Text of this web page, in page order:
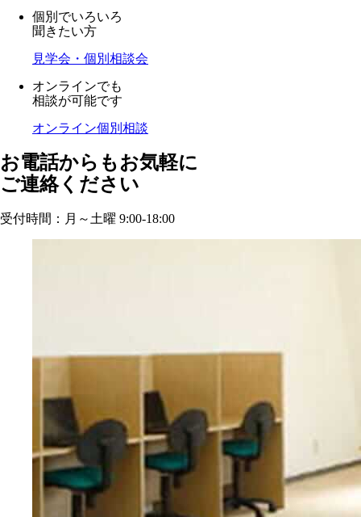
個別でいろいろ
聞きたい方
見学会・個別相談会
オンラインでも
相談が可能です
オンライン個別相談
お電話からもお気軽に
ご連絡ください
受付時間：月～土曜 9:00-18:00